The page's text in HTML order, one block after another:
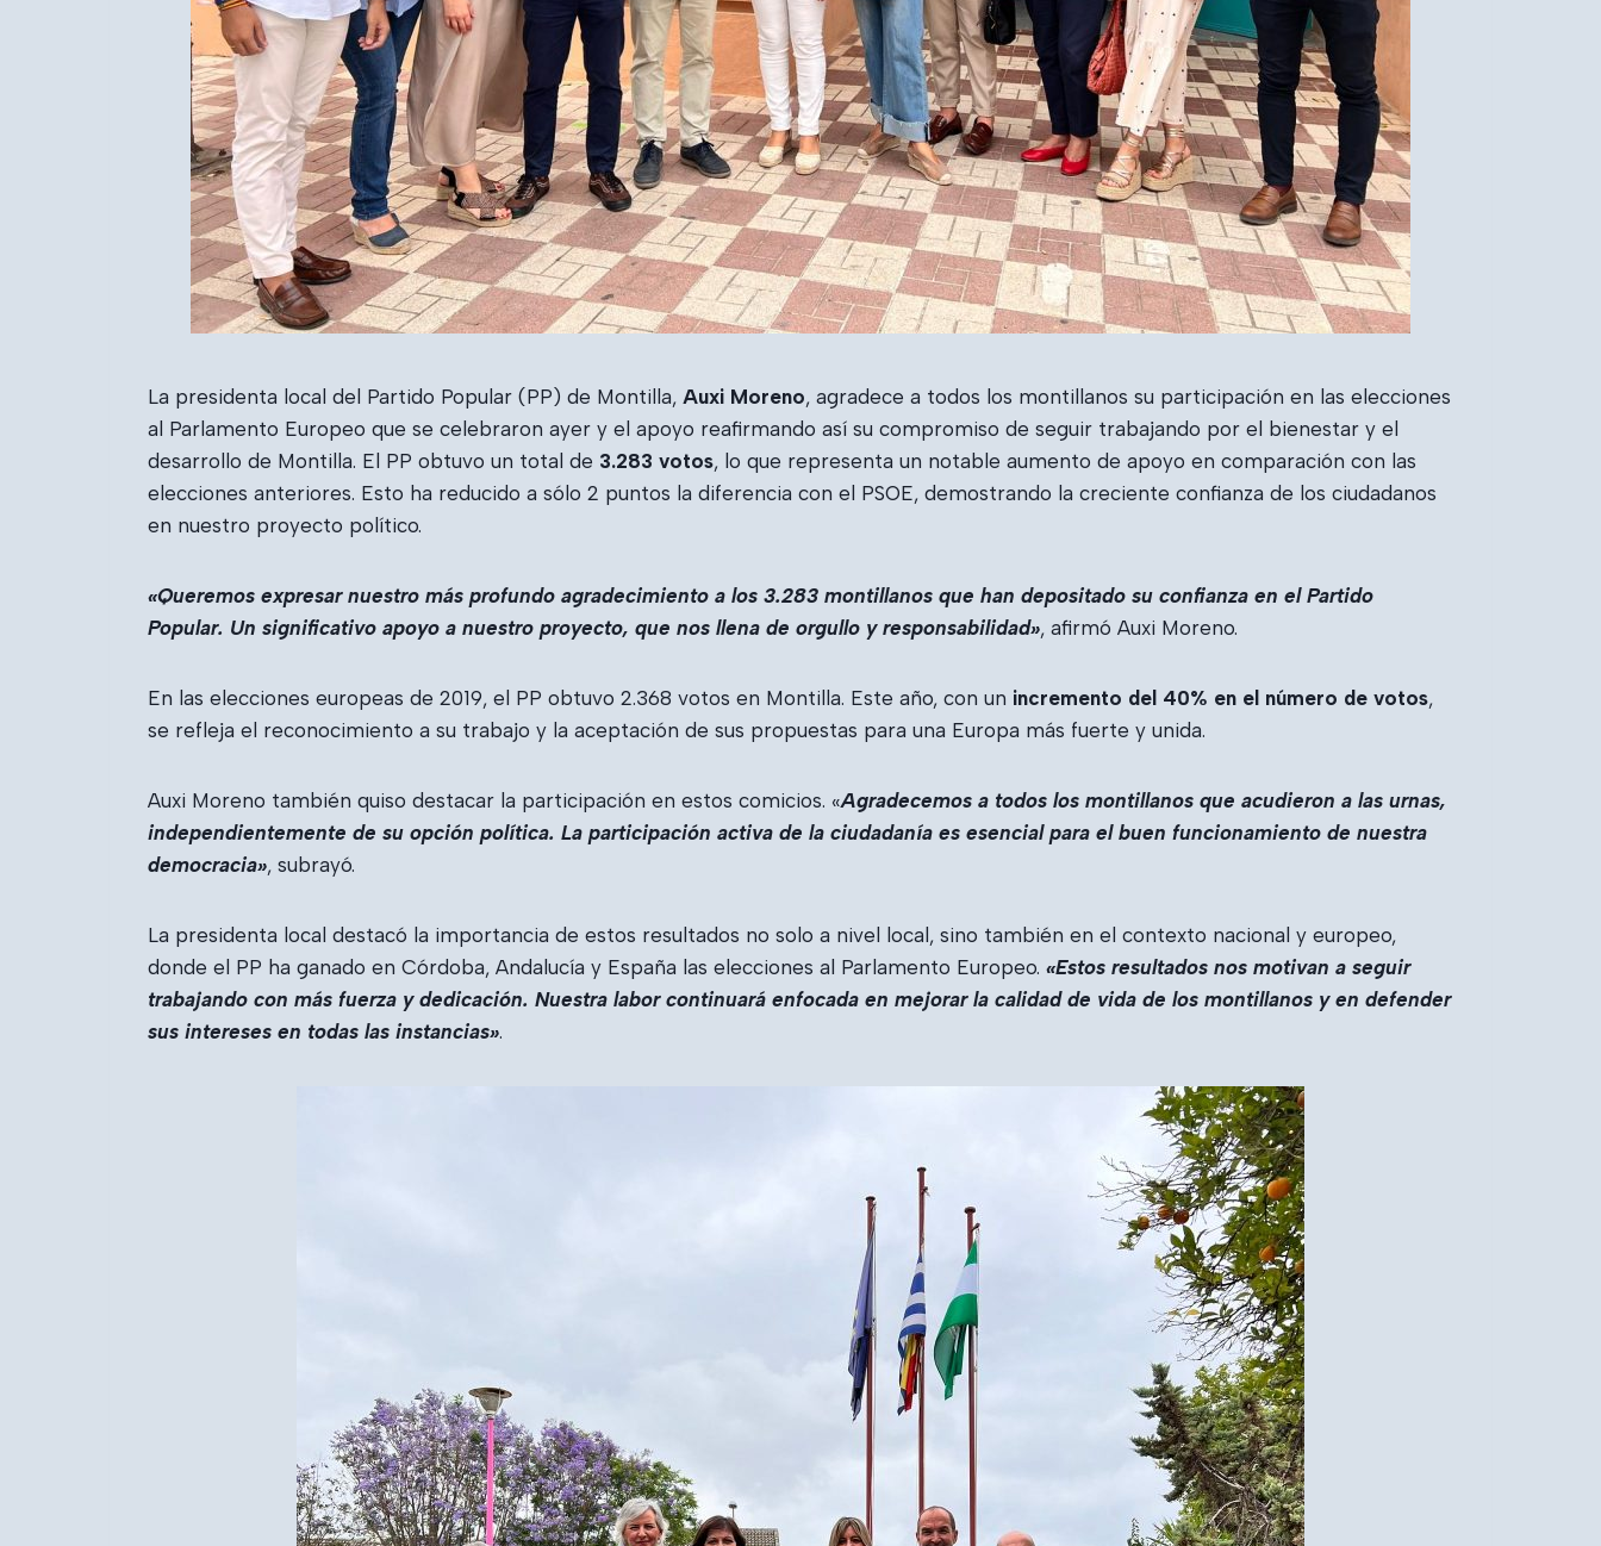
La presidenta local del Partido Popular (PP) de Montilla, Auxi Moreno, agradece a todos los montillanos su participación en las elecciones
al Parlamento Europeo que se celebraron ayer y el apoyo reafirmando así su compromiso de seguir trabajando por el bienestar y el
desarrollo de Montilla. El PP obtuvo un total de 3.283 votos, lo que representa un notable aumento de apoyo en comparación con las
elecciones anteriores. Esto ha reducido a sólo 2 puntos la diferencia con el PSOE, demostrando la creciente confianza de los ciudadanos
en nuestro proyecto político.
«Queremos expresar nuestro más profundo agradecimiento a los 3.283 montillanos que han depositado su confianza en el Partido
Popular. Un significativo apoyo a nuestro proyecto, que nos llena de orgullo y responsabilidad», afirmó Auxi Moreno.
En las elecciones europeas de 2019, el PP obtuvo 2.368 votos en Montilla. Este año, con un incremento del 40% en el número de votos,
se refleja el reconocimiento a su trabajo y la aceptación de sus propuestas para una Europa más fuerte y unida.
Auxi Moreno también quiso destacar la participación en estos comicios. «Agradecemos a todos los montillanos que acudieron a las urnas,
independientemente de su opción política. La participación activa de la ciudadanía es esencial para el buen funcionamiento de nuestra
democracia», subrayó.
La presidenta local destacó la importancia de estos resultados no solo a nivel local, sino también en el contexto nacional y europeo,
donde el PP ha ganado en Córdoba, Andalucía y España las elecciones al Parlamento Europeo. «Estos resultados nos motivan a seguir
trabajando con más fuerza y dedicación. Nuestra labor continuará enfocada en mejorar la calidad de vida de los montillanos y en defender
sus intereses en todas las instancias».